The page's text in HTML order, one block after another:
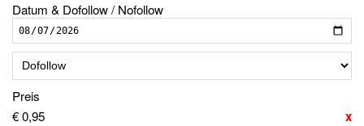
Datum & Dofollow / Nofollow
Preis
€ 0,95
x